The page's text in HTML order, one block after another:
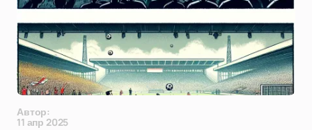
Автор:
11 апр 2025